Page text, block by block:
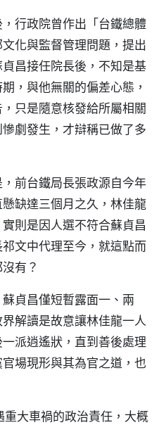
行政院曾作出「台鐵總體
化與監督管理問題，提出
昌接任院長後，不知是基
，與他無關的偏差心態，
只是隨意核發給所屬相關
劇發生，才辯稱已做了多
前台鐵局長張政源自今年
缺達三個月之久，林佳龍
則是因人選不符合蘇貞昌
文中代理至今，就這點而
有？
蘇貞昌僅短暫露面一、兩
解讀是故意讓林佳龍一人
派逍遙狀，直到善後處理
場現形與其為官之道，也
大車禍的政治責任，大概